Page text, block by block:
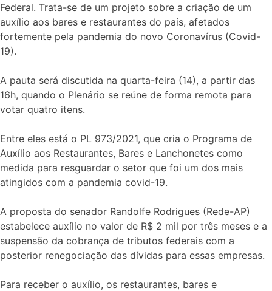
Federal. Trata-se de um projeto sobre a criação de um
auxílio aos bares e restaurantes do país, afetados
fortemente pela pandemia do novo Coronavírus (Covid-
19).
A pauta será discutida na quarta-feira (14), a partir das
16h, quando o Plenário se reúne de forma remota para
votar quatro itens.
Entre eles está o PL 973/2021, que cria o Programa de
Auxílio aos Restaurantes, Bares e Lanchonetes como
medida para resguardar o setor que foi um dos mais
atingidos com a pandemia covid-19.
A proposta do senador Randolfe Rodrigues (Rede-AP)
estabelece auxílio no valor de R$ 2 mil por três meses e a
suspensão da cobrança de tributos federais com a
posterior renegociação das dívidas para essas empresas.
Para receber o auxílio, os restaurantes, bares e